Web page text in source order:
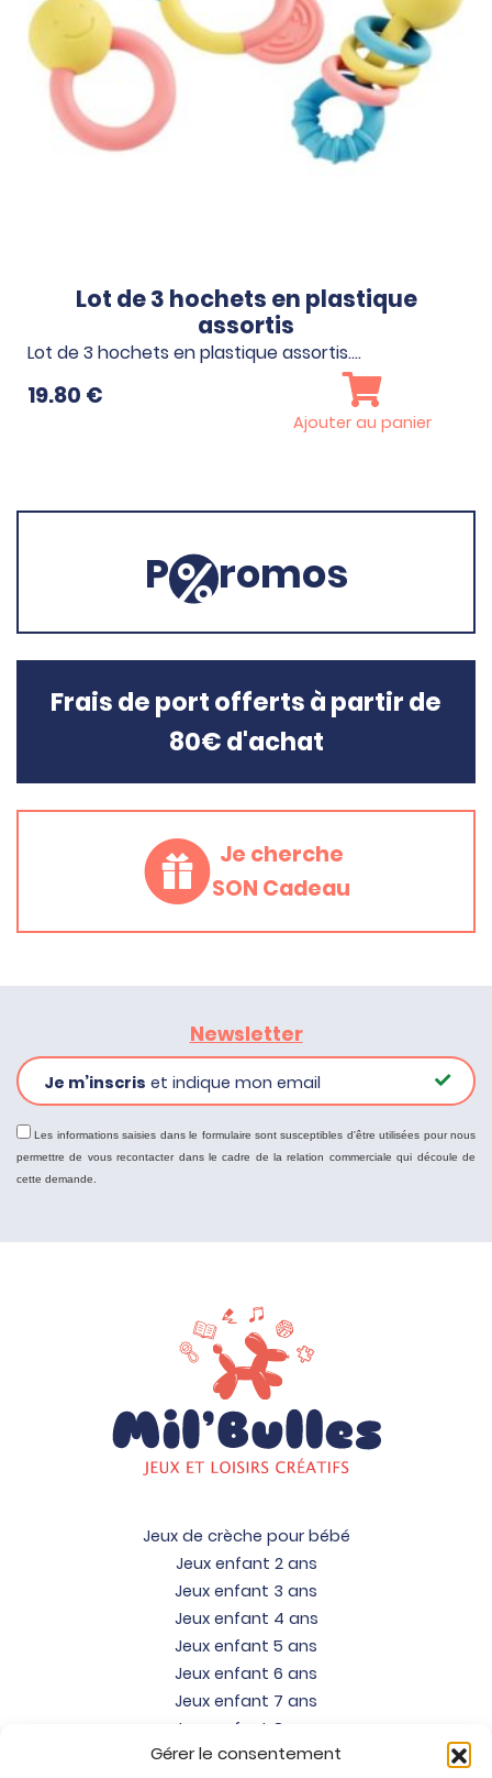
Gérer le consentement
Lot de 3 hochets en plastique
assortis
Lot de 3 hochets en plastique assortis.…
19.80 €
Ajouter au panier
P romos
Frais de port offerts à partir de
80€ d'achat
Je cherche
SON Cadeau
Newsletter
Je m’inscris et indique mon email
Les informations saisies dans le formulaire sont susceptibles d'être utilisées pour nous
permettre de vous recontacter dans le cadre de la relation commerciale qui découle de
cette demande.
Jeux de crèche pour bébé
Jeux enfant 2 ans
Jeux enfant 3 ans
Jeux enfant 4 ans
Jeux enfant 5 ans
Jeux enfant 6 ans
Jeux enfant 7 ans
Jeux enfant 8 ans
Jeux enfant 9 ans